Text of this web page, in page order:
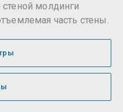
молдинги
часть стены.